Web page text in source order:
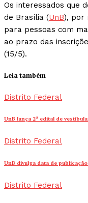
Os interessados que
de Brasília (UnB), por
para pessoas com
ao prazo das
(15/5).
Leia também
Distrito Federal
UnB lança 2ª edital de
Distrito Federal
UnB divulga data de
Distrito Federal